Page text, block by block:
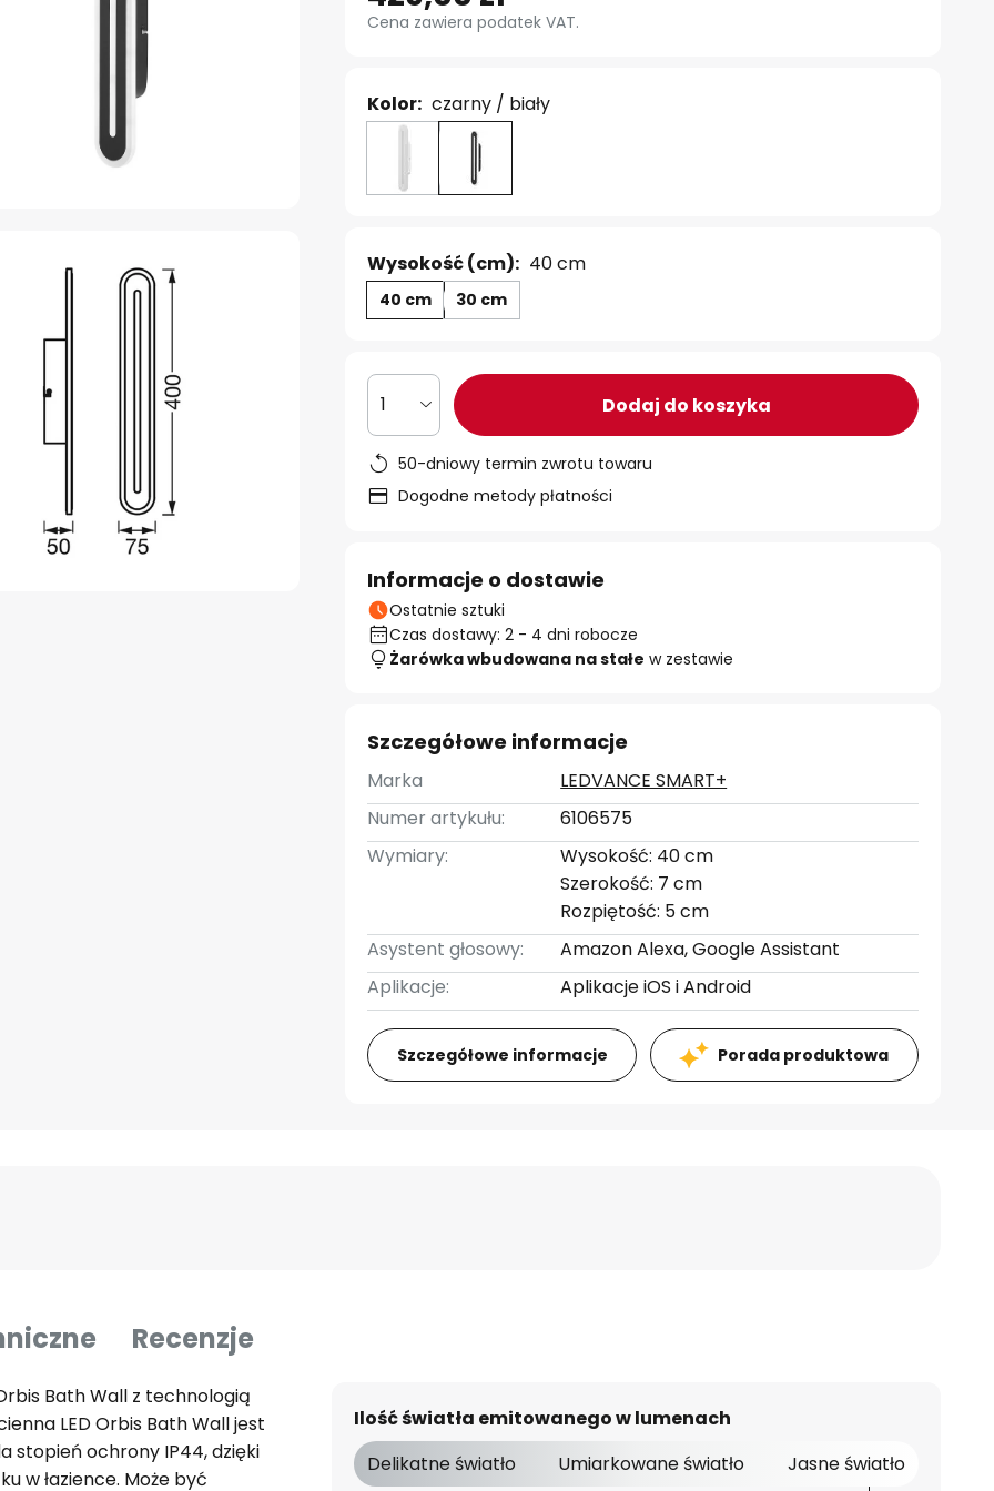
Cena zawiera podatek VAT.
Kolor: czarny / biały
Wysokość (cm): 40 cm
40 cm 30 cm
1 Dodaj do koszyka
50-dniowy termin zwrotu towaru
Dogodne metody płatności
Informacje o dostawie
Ostatnie sztuki
Czas dostawy: 2 - 4 dni robocze
Żarówka wbudowana na stałe w zestawie
Szczegółowe informacje
Marka
LEDVANCE SMART+
Numer artykułu:
6106575
Wymiary:
Wysokość: 40 cm
Szerokość: 7 cm
Rozpiętość: 5 cm
Asystent głosowy:
Amazon Alexa, Google Assistant
Aplikacje:
Aplikacje iOS i Android
Szczegółowe informacje Porada produktowa
Recenzje
Bath Wall z technologią
LED Orbis Bath Wall jest
stopień ochrony IP44, dzięki
w łazience. Może być
Ilość światła emitowanego w lumenach
Delikatne światło
Umiarkowane światło Jasne światło